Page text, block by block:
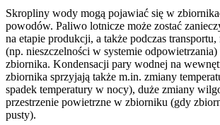
Skropliny wody mogą pojawiać się w
powodów. Paliwo lotnicze może zostać
na etapie produkcji, a także podczas
(np. nieszczelności w systemie
zbiornika. Kondensacji pary wodnej na
zbiornika sprzyjają także m.in. zmiany
spadek temperatury w nocy), duże zmiany
przestrzenie powietrzne w zbiorniku (gdy
pusty).